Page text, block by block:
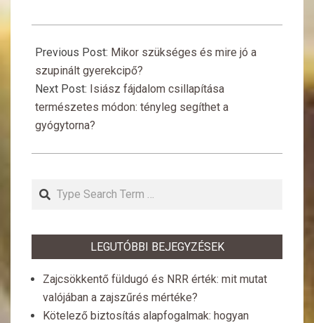
08-
21
Previous Post: Mikor szükséges és mire jó a
szupinált gyerekcipő?
Next Post: Isiász fájdalom csillapítása
természetes módon: tényleg segíthet a
gyógytorna?
Search
LEGUTÓBBI BEJEGYZÉSEK
Zajcsökkentő füldugó és NRR érték: mit mutat
valójában a zajszűrés mértéke?
Kötelező biztosítás alapfogalmak: hogyan